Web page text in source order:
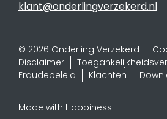
klant@onderlingverzekerd.nl
© 2026 Onderling Verzekerd
Disclaimer
Fraudebeleid
Klachten
Made with Happiness